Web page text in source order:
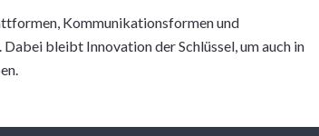
Kommunikationsformen und
bleibt Innovation der Schlüssel, um auch in